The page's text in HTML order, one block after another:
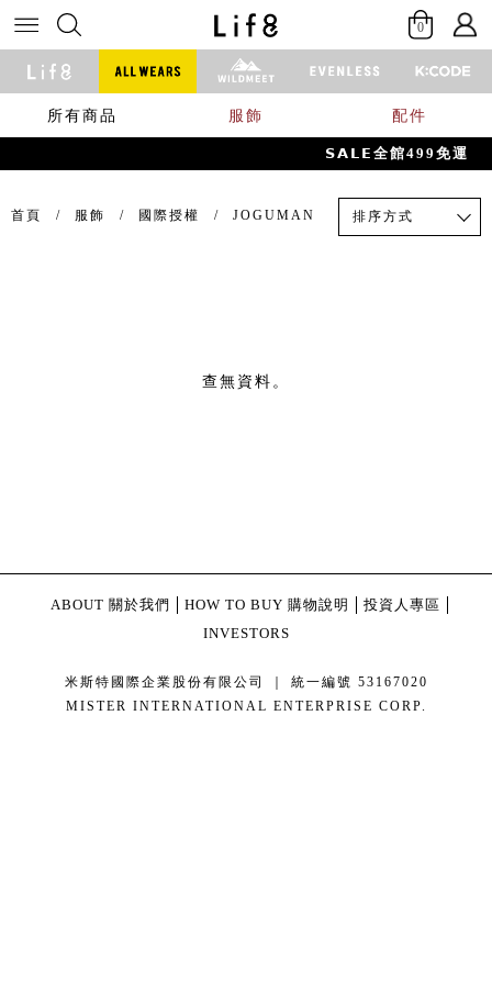
0
所有商品 服飾 配件
𝗦𝗔𝗟𝗘全館499免運
首頁 服飾 國際授權 JOGUMAN 排序方式
查無資料。
ABOUT 關於我們 HOW TO BUY 購物說明
投資人專區
INVESTORS
米斯特國際企業股份有限公司 ｜ 統一編號 53167020
MISTER INTERNATIONAL ENTERPRISE CORP.